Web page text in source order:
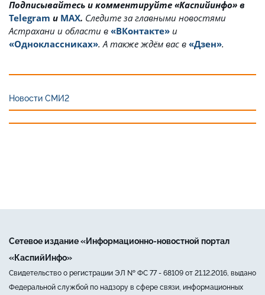
Подписывайтесь и комментируйте «Каспийинфо» в
Telegram и MAX. Cледите за главными новостями
Астрахани и области в «ВКонтакте» и
«Одноклассниках». А также ждём вас в «Дзен».
Новости СМИ2
Сетевое издание «Информационно-новостной портал
«КаспийИнфо»
Свидетельство о регистрации ЭЛ № ФС 77 - 68109 от 21.12.2016, выдано
Федеральной службой по надзору в сфере связи, информационных